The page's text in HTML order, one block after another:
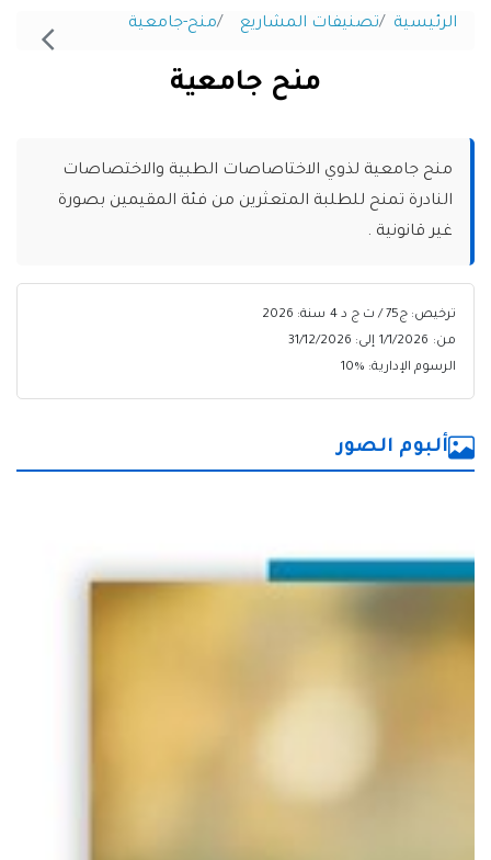
الرئيسية تصنيفات المشاريع منح-جامعية
منح جامعية
منح جامعية لذوي الاختاصاصات الطبية والاختصاصات
النادرة تمنح للطلبة المتعثرين من فئة المقيمين بصورة
غير قانونية .
ترخيص: ج75 / ت ج د 4
سنة: 2026
من: 1/1/2026 إلى: 31/12/2026
الرسوم الإدارية: %10
ألبوم الصور